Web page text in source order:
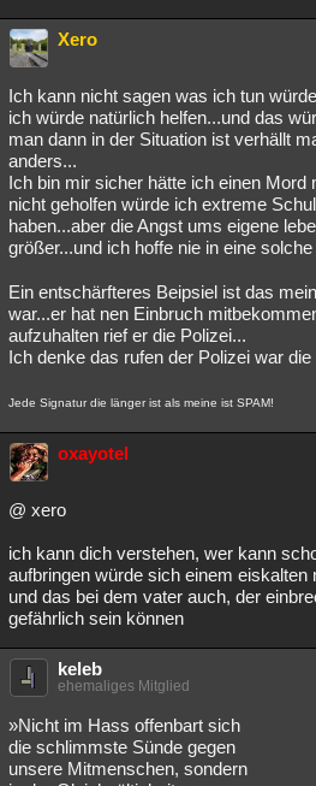
Xero
Ich kann nicht sagen was ich tun
ich würde natürlich helfen...und das
man dann in der Situation ist verhällt
anders...
Ich bin mir sicher hätte ich einen Mord
nicht geholfen würde ich extreme
haben...aber die Angst ums eigene
größer...und ich hoffe nie in eine
Ein entschärfteres Beipsiel ist das
war...er hat nen Einbruch
aufzuhalten rief er die Polizei...
Ich denke das rufen der Polizei war
Jede Signatur die länger ist als meine ist SPAM!
oxayotel
@ xero
ich kann dich verstehen, wer kann
aufbringen würde sich einem eiskalten
und das bei dem vater auch, der
gefährlich sein können
keleb
ehemaliges Mitglied
»Nicht im Hass offenbart sich
die schlimmste Sünde gegen
unsere Mitmenschen, sondern